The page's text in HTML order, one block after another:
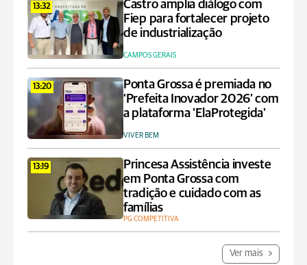
13:32
Castro amplia diálogo com
Fiep para fortalecer projeto
de industrialização
CAMPOS GERAIS
13:20
Ponta Grossa é premiada no
‘Prefeita Inovador 2026’ com
a plataforma 'ElaProtegida'
VIVER BEM
13:19
Princesa Assistência investe
em Ponta Grossa com
tradição e cuidado com as
famílias
PG COMPETITIVA
Ver mais